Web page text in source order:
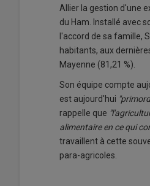
Allier la gestion d'une
du Ham. Installé avec
l'accord de sa famille,
habitants, aux
Mayenne (81,21 %).
Son équipe compte
est aujourd'hui
rappelle que
alimentaire en ce qui
travaillent à cette
para-agricoles.